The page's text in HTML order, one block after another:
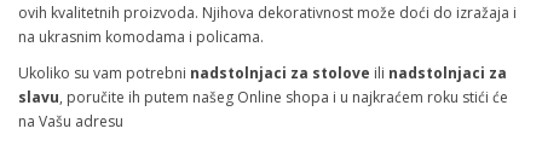
ovih kvalitetnih proizvoda. Njihova dekorativnost može doći do izražaja i
na ukrasnim komodama i policama.
Ukoliko su vam potrebni nadstolnjaci za stolove ili nadstolnjaci za
slavu, poručite ih putem našeg Online shopa i u najkraćem roku stići će
na Vašu adresu